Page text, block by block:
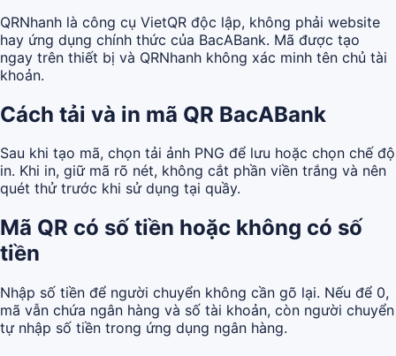
QRNhanh là công cụ VietQR độc lập, không phải website
hay ứng dụng chính thức của BacABank. Mã được tạo
ngay trên thiết bị và QRNhanh không xác minh tên chủ tài
khoản.
Cách tải và in mã QR BacABank
Sau khi tạo mã, chọn tải ảnh PNG để lưu hoặc chọn chế độ
in. Khi in, giữ mã rõ nét, không cắt phần viền trắng và nên
quét thử trước khi sử dụng tại quầy.
Mã QR có số tiền hoặc không có số
tiền
Nhập số tiền để người chuyển không cần gõ lại. Nếu để 0,
mã vẫn chứa ngân hàng và số tài khoản, còn người chuyển
tự nhập số tiền trong ứng dụng ngân hàng.